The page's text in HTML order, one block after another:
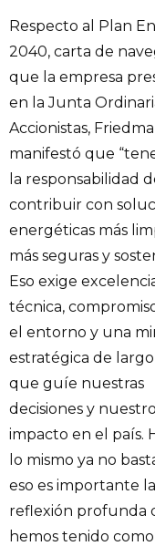
Respecto al Plan
2040, carta de
que la empresa
en la Junta
Accionistas,
manifestó que
la responsabilidad
contribuir con
energéticas más
más seguras y
Eso exige
técnica,
el entorno y una
estratégica de
que guíe nuestras
decisiones y nuestro
impacto en el país.
lo mismo ya no
eso es importante la
reflexión profunda
hemos tenido como